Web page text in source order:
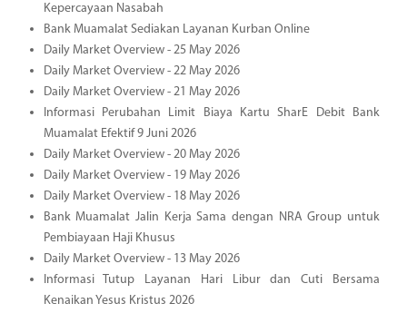
Kepercayaan Nasabah
Bank Muamalat Sediakan Layanan Kurban Online
Daily Market Overview - 25 May 2026
Daily Market Overview - 22 May 2026
Daily Market Overview - 21 May 2026
Informasi Perubahan Limit Biaya Kartu SharE Debit Bank
Muamalat Efektif 9 Juni 2026
Daily Market Overview - 20 May 2026
Daily Market Overview - 19 May 2026
Daily Market Overview - 18 May 2026
Bank Muamalat Jalin Kerja Sama dengan NRA Group untuk
Pembiayaan Haji Khusus
Daily Market Overview - 13 May 2026
Informasi Tutup Layanan Hari Libur dan Cuti Bersama
Kenaikan Yesus Kristus 2026